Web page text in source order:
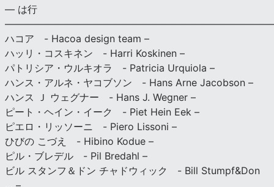
— は行
ハコア - Hacoa design team –
ハッリ・コスキネン - Harri Koskinen –
パトリシア・ウルキオラ - Patricia Urquiola –
ハンス・アルネ・ヤコブソン - Hans Arne Jacobson –
ハンス Ｊ ウェグナー - Hans J. Wegner –
ピート・ヘイン・イーク - Piet Hein Eek –
ピエロ・リッソーニ - Piero Lissoni –
ひびの こづえ - Hibino Kodue –
ピル・ブレデル - Pil Bredahl –
ビル スタンフ＆ドン チャドウィック - Bill Stumpf&Don